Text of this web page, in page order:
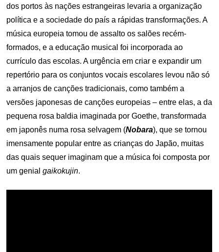
dos portos às nações estrangeiras levaria a organização
política e a sociedade do país a rápidas transformações. A
música europeia tomou de assalto os salões recém-
formados, e a educação musical foi incorporada ao
currículo das escolas. A urgência em criar e expandir um
repertório para os conjuntos vocais escolares levou não só
a arranjos de canções tradicionais, como também a
versões japonesas de canções europeias – entre elas, a da
pequena rosa baldia imaginada por Goethe, transformada
em japonês numa rosa selvagem (Nobara), que se tornou
imensamente popular entre as crianças do Japão, muitas
das quais sequer imaginam que a música foi composta por
um genialgaikokujin.